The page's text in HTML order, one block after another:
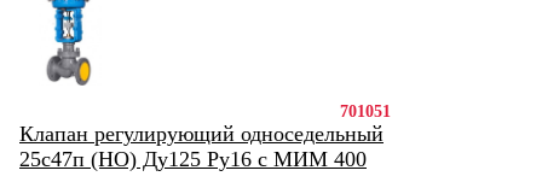
701051
Клапан регулирующий односедельный
25с47п (НО) Ду125 Ру16 с МИМ 400